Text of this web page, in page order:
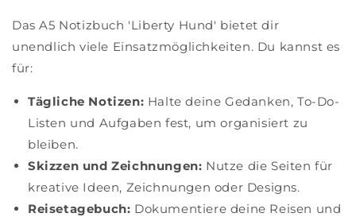
Das A5 Notizbuch 'Liberty Hund' bietet dir
unendlich viele Einsatzmöglichkeiten. Du kannst es
für:
Tägliche Notizen: Halte deine Gedanken, To-Do-
Listen und Aufgaben fest, um organisiert zu
bleiben.
Skizzen und Zeichnungen: Nutze die Seiten für
kreative Ideen, Zeichnungen oder Designs.
Reisetagebuch: Dokumentiere deine Reisen und